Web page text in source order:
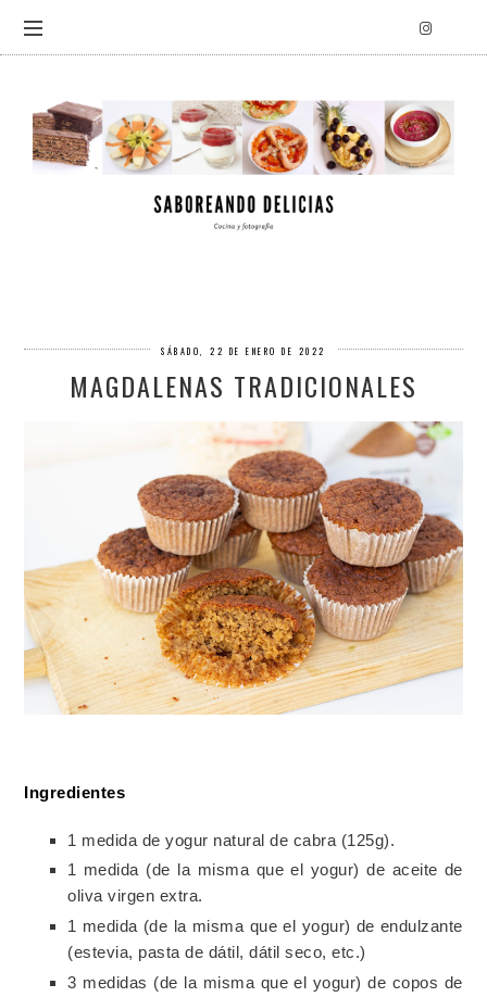
SÁBADO, 22 DE ENERO DE 2022
MAGDALENAS TRADICIONALES
Ingredientes
1 medida de yogur natural de cabra (125g).
1 medida (de la misma que el yogur) de aceite de
oliva virgen extra.
1 medida (de la misma que el yogur) de endulzante
(estevia, pasta de dátil, dátil seco, etc.)
3 medidas (de la misma que el yogur) de copos de